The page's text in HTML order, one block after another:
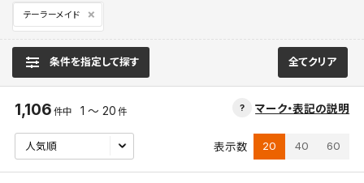
テーラーメイド
条件を指定して探す 全てクリア
マーク・表記の説明
1,106 件中 1 ～ 20 件
表示数 20 40 60